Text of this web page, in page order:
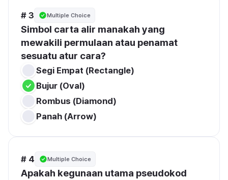
# 3 Multiple Choice
Simbol carta alir manakah yang
mewakili permulaan atau penamat
sesuatu atur cara?
Segi Empat (Rectangle)
Bujur (Oval)
Rombus (Diamond)
Panah (Arrow)
# 4 Multiple Choice
Apakah kegunaan utama pseudokod